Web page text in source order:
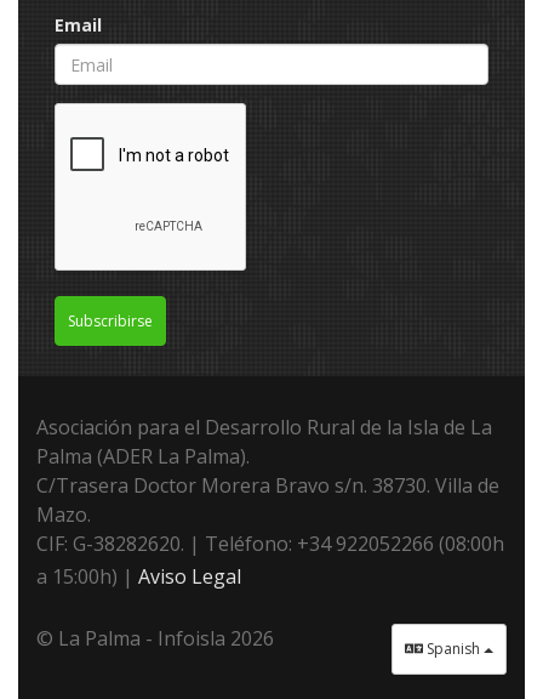
Email
Subscribirse
Asociación para el Desarrollo Rural de la Isla de La
Palma (ADER La Palma).
C/Trasera Doctor Morera Bravo s/n. 38730. Villa de
Mazo.
CIF: G-38282620. | Teléfono: +34 922052266 (08:00h
a 15:00h) | Aviso Legal
Spanish
© La Palma - Infoisla 2026